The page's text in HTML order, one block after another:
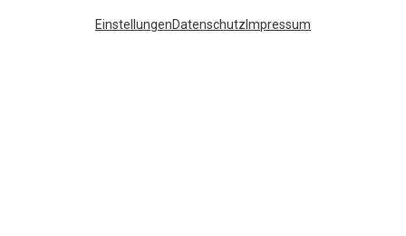
EinstellungenDatenschutz Impressum